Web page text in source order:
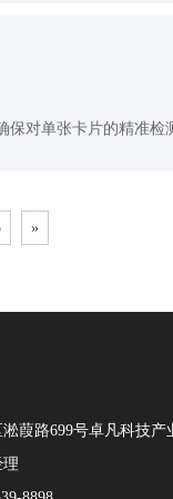
对单张卡片的精准检
»
葭路699号卓凡科技产